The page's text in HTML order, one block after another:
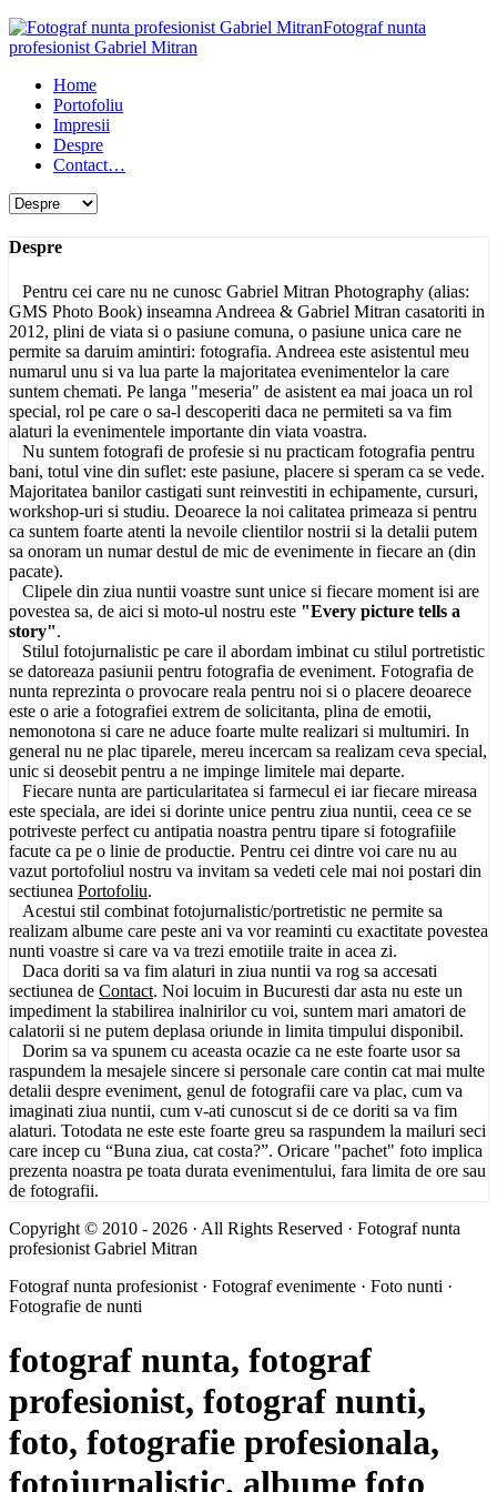
Fotograf nunta
profesionist Gabriel Mitran
Home
Portofoliu
Impresii
Despre
Contact…
Despre
Pentru cei care nu ne cunosc Gabriel Mitran Photography (alias:
GMS Photo Book) inseamna Andreea & Gabriel Mitran casatoriti in
2012, plini de viata si o pasiune comuna, o pasiune unica care ne
permite sa daruim amintiri: fotografia. Andreea este asistentul meu
numarul unu si va lua parte la majoritatea evenimentelor la care
suntem chemati. Pe langa "meseria" de asistent ea mai joaca un rol
special, rol pe care o sa-l descoperiti daca ne permiteti sa va fim
alaturi la evenimentele importante din viata voastra.
Nu suntem fotografi de profesie si nu practicam fotografia pentru
bani, totul vine din suflet: este pasiune, placere si speram ca se vede.
Majoritatea banilor castigati sunt reinvestiti in echipamente, cursuri,
workshop-uri si studiu. Deoarece la noi calitatea primeaza si pentru
ca suntem foarte atenti la nevoile clientilor nostrii si la detalii putem
sa onoram un numar destul de mic de evenimente in fiecare an (din
pacate).
Clipele din ziua nuntii voastre sunt unice si fiecare moment isi are
povestea sa, de aici si moto-ul nostru este "Every picture tells a
story".
Stilul fotojurnalistic pe care il abordam imbinat cu stilul portretistic
se datoreaza pasiunii pentru fotografia de eveniment. Fotografia de
nunta reprezinta o provocare reala pentru noi si o placere deoarece
este o arie a fotografiei extrem de solicitanta, plina de emotii,
nemonotona si care ne aduce foarte multe realizari si multumiri. In
general nu ne plac tiparele, mereu incercam sa realizam ceva special,
unic si deosebit pentru a ne impinge limitele mai departe.
Fiecare nunta are particularitatea si farmecul ei iar fiecare mireasa
este speciala, are idei si dorinte unice pentru ziua nuntii, ceea ce se
potriveste perfect cu antipatia noastra pentru tipare si fotografiile
facute ca pe o linie de productie. Pentru cei dintre voi care nu au
vazut portofoliul nostru va invitam sa vedeti cele mai noi postari din
sectiunea Portofoliu.
Acestui stil combinat fotojurnalistic/portretistic ne permite sa
realizam albume care peste ani va vor reaminti cu exactitate povestea
nunti voastre si care va va trezi emotiile traite in acea zi.
Daca doriti sa va fim alaturi in ziua nuntii va rog sa accesati
sectiunea de Contact. Noi locuim in Bucuresti dar asta nu este un
impediment la stabilirea inalnirilor cu voi, suntem mari amatori de
calatorii si ne putem deplasa oriunde in limita timpului disponibil.
Dorim sa va spunem cu aceasta ocazie ca ne este foarte usor sa
raspundem la mesajele sincere si personale care contin cat mai multe
detalii despre eveniment, genul de fotografii care va plac, cum va
imaginati ziua nuntii, cum v-ati cunoscut si de ce doriti sa va fim
alaturi. Totodata ne este este foarte greu sa raspundem la mailuri seci
care incep cu “Buna ziua, cat costa?”. Oricare "pachet" foto implica
prezenta noastra pe toata durata evenimentului, fara limita de ore sau
de fotografii.
Copyright © 2010 - 2026 · All Rights Reserved · Fotograf nunta
profesionist Gabriel Mitran
Fotograf nunta profesionist · Fotograf evenimente · Foto nunti ·
Fotografie de nunti
fotograf nunta, fotograf
profesionist, fotograf nunti,
foto, fotografie profesionala,
fotojurnalistic, albume foto